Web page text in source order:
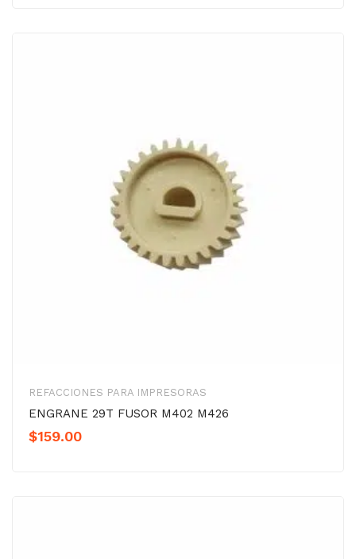
REFACCIONES PARA IMPRESORAS
ENGRANE 29T FUSOR M402 M426
$159.00